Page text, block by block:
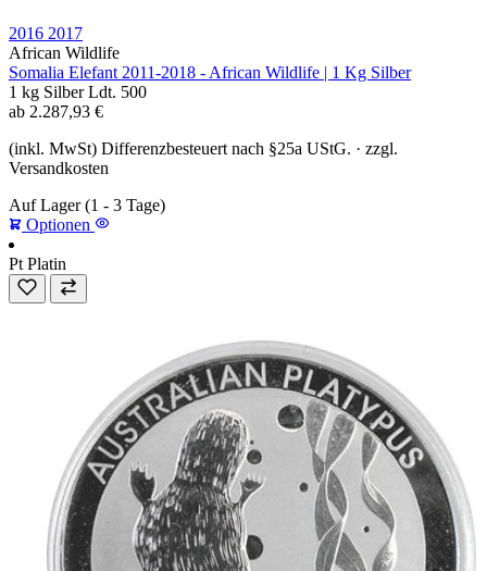
2016 2017
African Wildlife
Somalia Elefant 2011-2018 - African Wildlife | 1 Kg Silber
1 kg Silber Ldt. 500
ab 2.287,93 €
(inkl. MwSt) Differenzbesteuert nach §25a UStG. · zzgl.
Versandkosten
Auf Lager (1 - 3 Tage)
Optionen
Pt Platin